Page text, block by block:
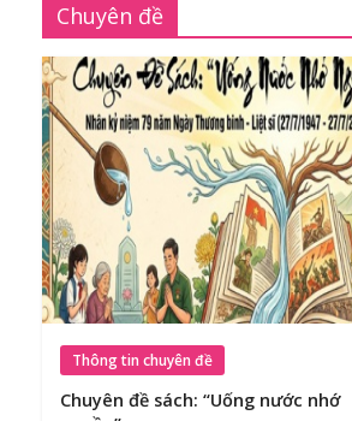
Chuyên đề
Thông tin chuyên đề
Chuyên đề sách: “Uống nước nhớ